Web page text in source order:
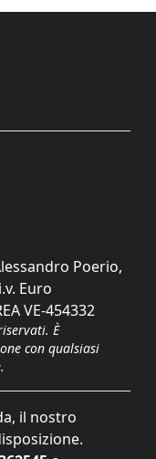
Poerio,
Euro
VE-454332
È
con qualsiasi
il nostro